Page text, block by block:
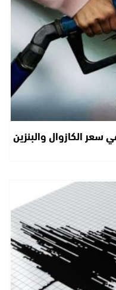
الكازوال والبنزين